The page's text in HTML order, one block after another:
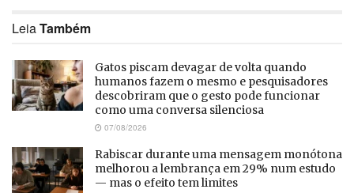
LeiaTambém
Gatos piscam devagar de volta quando
humanos fazem o mesmo e pesquisadores
descobriram que o gesto pode funcionar
como uma conversa silenciosa
07/08/2026
Rabiscar durante uma mensagem monótona
melhorou a lembrança em 29% num estudo
— mas o efeito tem limites